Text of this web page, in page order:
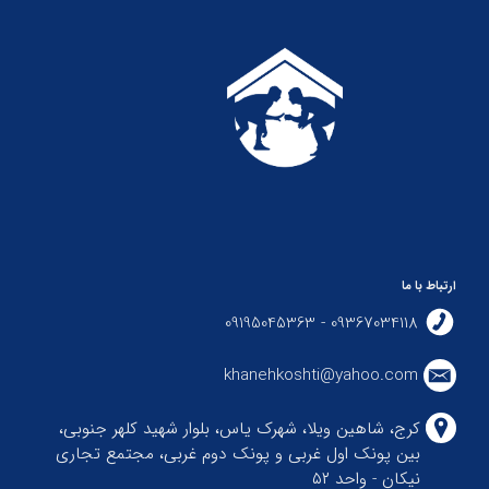
ارتباط با ما
09367034118 - 09195045363
khanehkoshti@yahoo.com
کرج، شاهین ویلا، شهرک یاس، بلوار شهید کلهر جنوبی،
بین پونک اول غربی و پونک دوم غربی، مجتمع تجاری
نیکان - واحد ۵۲